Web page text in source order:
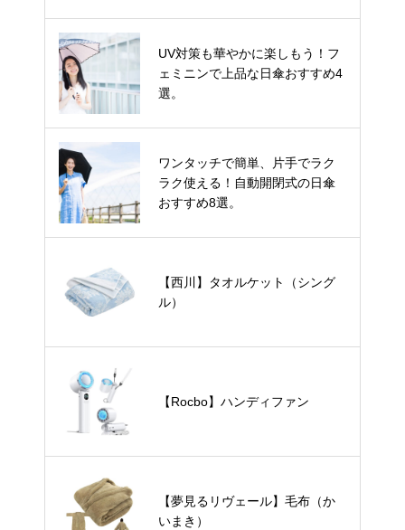
UV対策も華やかに楽しもう！フ
ェミニンで上品な日傘おすすめ4
選。
ワンタッチで簡単、片手でラク
ラク使える！自動開閉式の日傘
おすすめ8選。
【西川】タオルケット（シング
ル）
【Rocbo】ハンディファン
【夢見るリヴェール】毛布（か
いまき）